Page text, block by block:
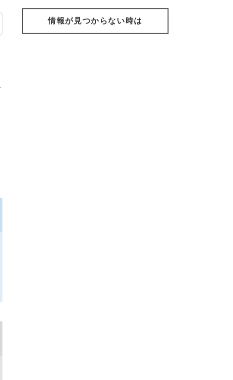
情報が見つからない時は